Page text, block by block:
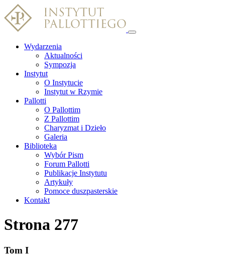
Wydarzenia
Aktualności
Sympozja
Instytut
O Instytucie
Instytut w Rzymie
Pallotti
O Pallottim
Z Pallottim
Charyzmat i Dzieło
Galeria
Biblioteka
Wybór Pism
Forum Pallotti
Publikacje Instytutu
Artykuły
Pomoce duszpasterskie
Kontakt
Strona 277
Tom I